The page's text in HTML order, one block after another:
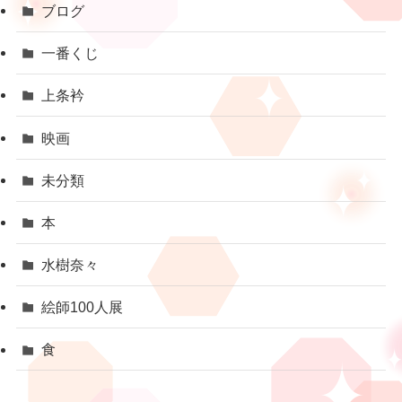
ブログ
一番くじ
上条衿
映画
未分類
本
水樹奈々
絵師100人展
食